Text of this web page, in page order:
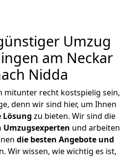
Umzug
am Neckar
Nidda
mitunter recht kostspielig sein,
denn wir sind hier, um Ihnen
Lösung zu bieten. Wir sind die
und arbeiten
die besten Angebote und
Wir wissen, wie wichtig es ist,